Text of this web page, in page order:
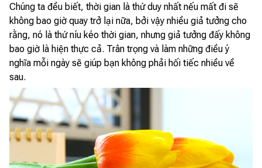
Chúng ta đều biết, thời gian là thứ duy nhất nếu mất đi sẽ
không bao giờ quay trở lại nữa, bởi vậy nhiều giả tưởng cho
rằng, nó là thứ níu kéo thời gian, nhưng giả tưởng đấy không
bao giờ là hiện thực cả. Trân trọng và làm những điều ý
nghĩa mỗi ngày sẽ giúp bạn không phải hối tiếc nhiều về
sau.